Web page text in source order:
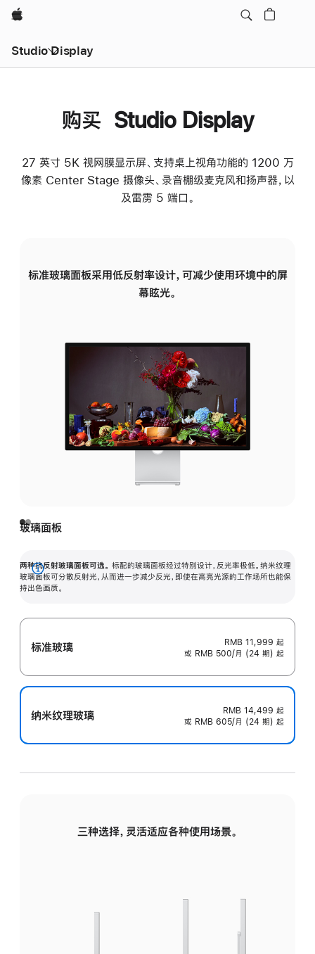
Apple
Studio Display
购买 Studio Display
27 英寸 5K 视网膜显示屏、支持桌上视角功能的 1200 万
像素 Center Stage 摄像头、录音棚级麦克风和扬声器，以
及雷雳 5 端口。
标准玻璃面板采用低反射率设计，可减少使用环境中的屏
幕眩光。
玻璃面板
两种抗反射玻璃面板可选。 标配的玻璃面板经过特别设计，反光率极低。纳米纹理
玻璃面板可分散反射光，从而进一步减少反光，即使在高亮光源的工作场所也能保
持出色画质。
展
开
标准玻璃 RMB 11,999 起
或 RMB 500/月 (24 期) 起
纳米纹理玻璃 RMB 14,499 起
或 RMB 605/月 (24 期) 起
三种选择，灵活适应各种使用场景。